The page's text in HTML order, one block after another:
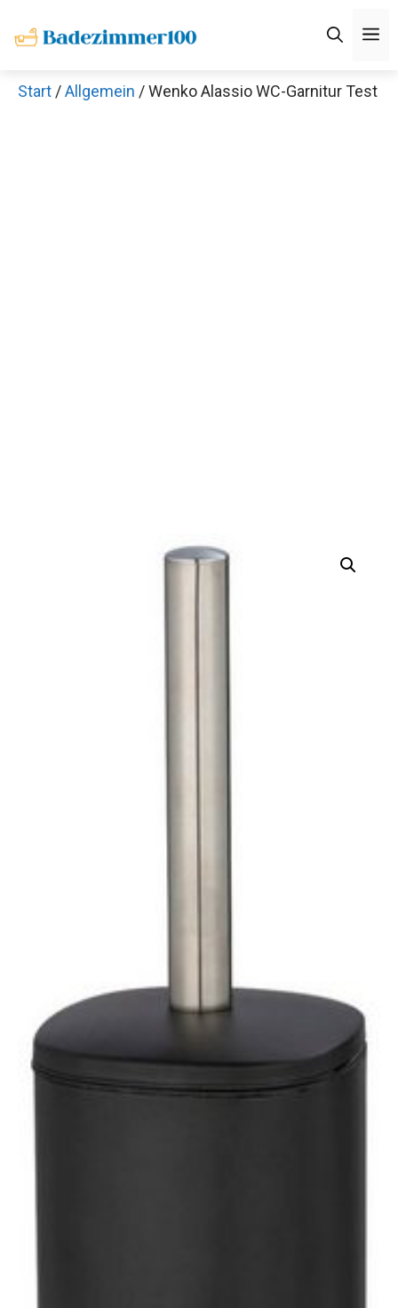
Inhalt
Start /Allgemein / Wenko Alassio WC-Garnitur Test